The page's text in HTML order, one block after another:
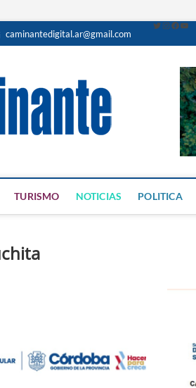
caminantedigital.ar@gmail.com
PERIÓDICO
TURISMO NOTICIAS POLITICA